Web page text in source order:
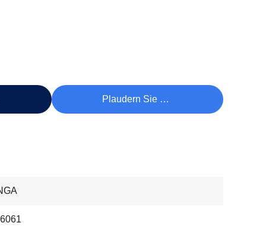
Plaudern Sie Jetzt